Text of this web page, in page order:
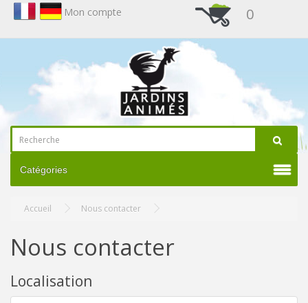
Mon compte 0
Catégories
Accueil Nous contacter
Nous contacter
Localisation